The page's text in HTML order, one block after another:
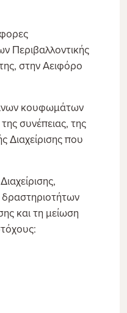
Περιβαλλοντικής
στην Αειφόρο
κουφωμάτων
συνέπειας, της
Διαχείρισης που
δραστηριοτήτων
και τη μείωση